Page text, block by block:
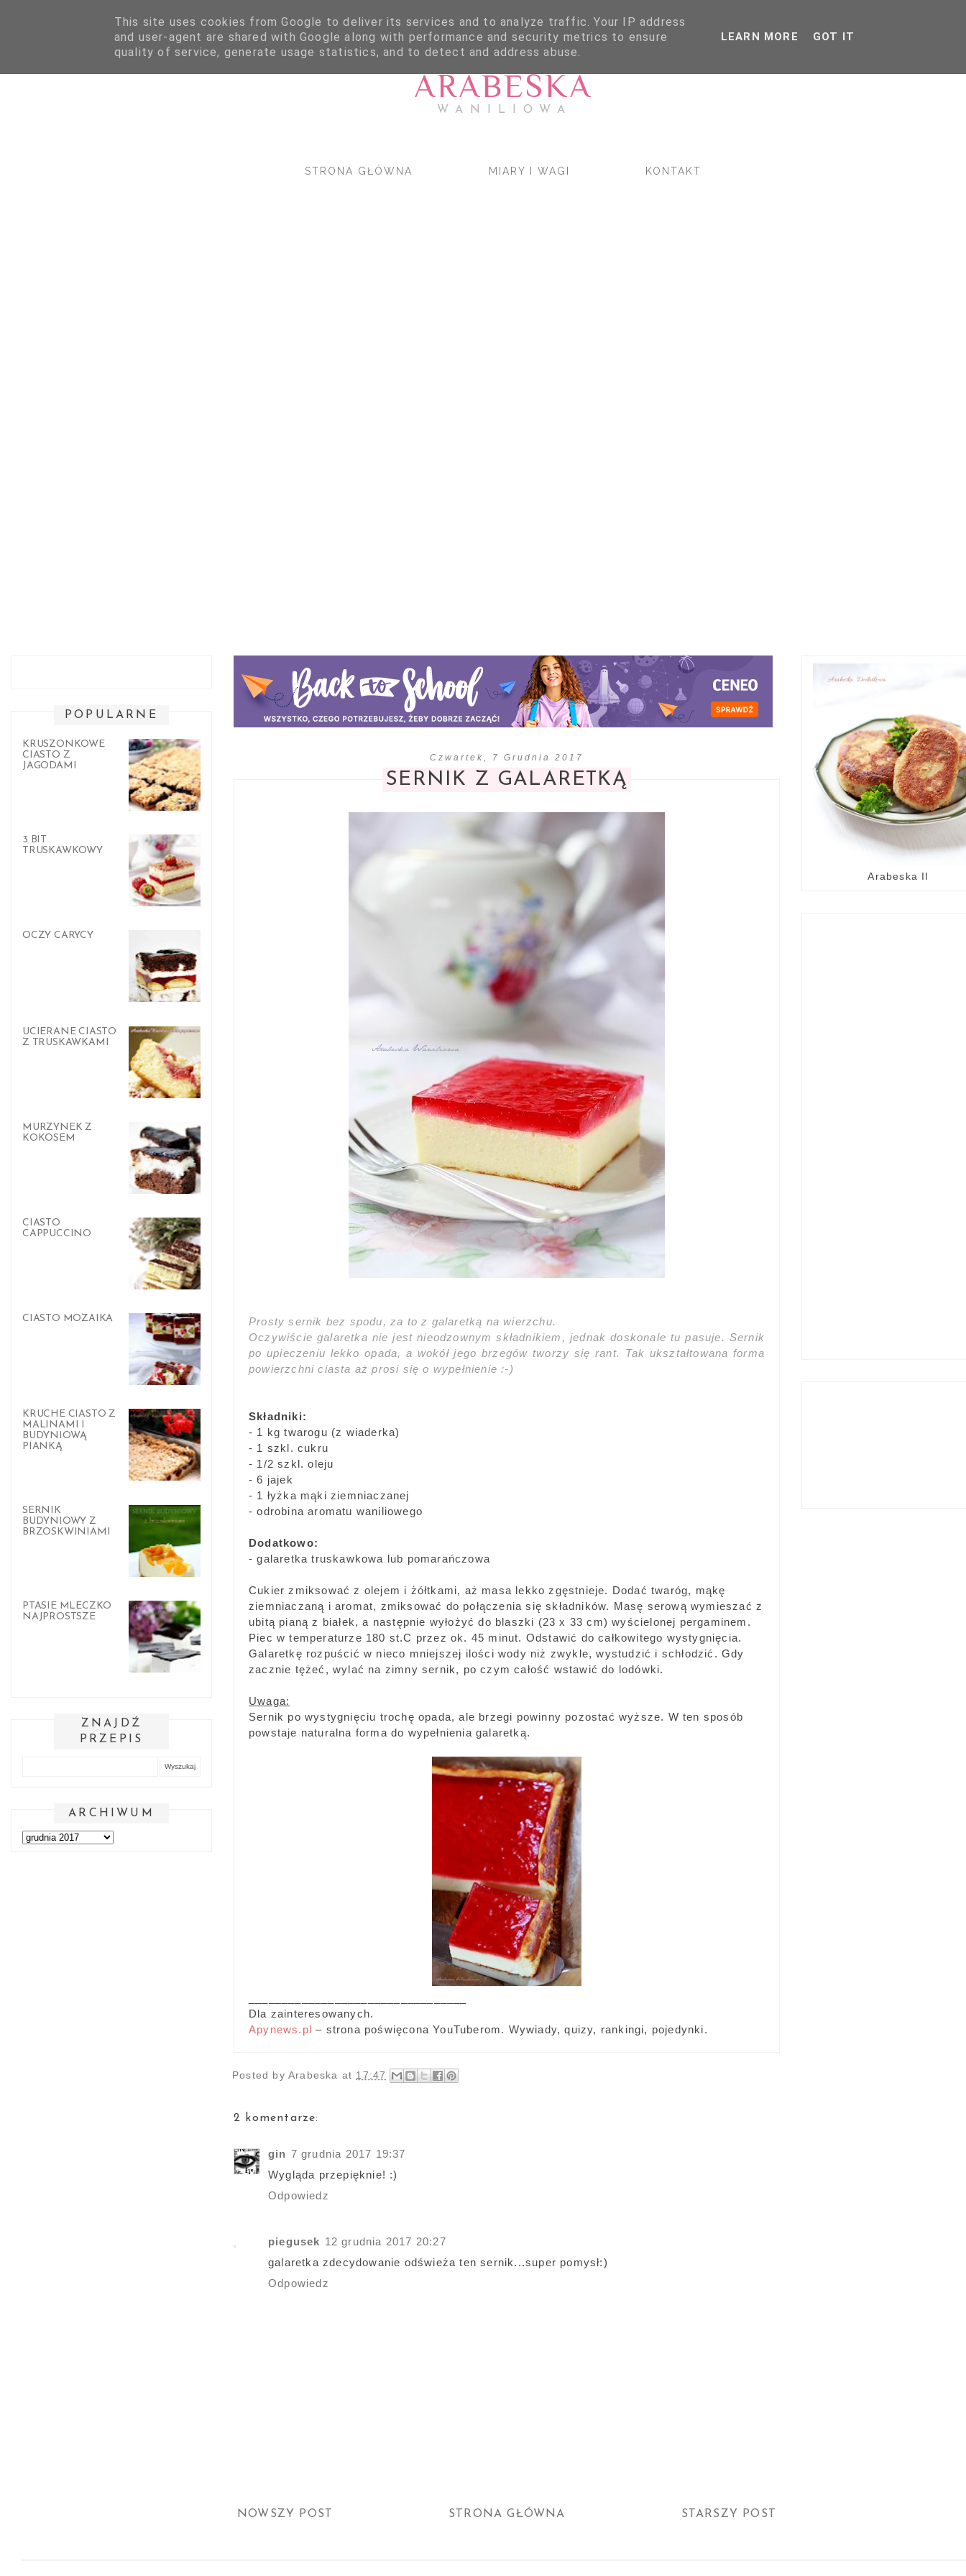
ARABESKA
WANILIOWA
STRONA GŁÓWNA MIARY I WAGI KONTAKT
Czwartek, 7 Grudnia 2017
SERNIK Z GALARETKĄ
Prosty sernik bez spodu, za to z galaretką na wierzchu.
Oczywiście galaretka nie jest nieodzownym składnikiem, jednak doskonale tu pasuje. Sernik
po upieczeniu lekko opada, a wokół jego brzegów tworzy się rant. Tak ukształtowana forma
powierzchni ciasta aż prosi się o wypełnienie :-)
Składniki:
- 1 kg twarogu (z wiaderka)
- 1 szkl. cukru
- 1/2 szkl. oleju
- 6 jajek
- 1 łyżka mąki ziemniaczanej
- odrobina aromatu waniliowego
Dodatkowo:
- galaretka truskawkowa lub pomarańczowa
Cukier zmiksować z olejem i żółtkami, aż masa lekko zgęstnieje. Dodać twaróg, mąkę
ziemniaczaną i aromat, zmiksować do połączenia się składników. Masę serową wymieszać z
ubitą pianą z białek, a następnie wyłożyć do blaszki (23 x 33 cm) wyścielonej pergaminem.
Piec w temperaturze 180 st.C przez ok. 45 minut. Odstawić do całkowitego wystygnięcia.
Galaretkę rozpuścić w nieco mniejszej ilości wody niż zwykle, wystudzić i schłodzić. Gdy
zacznie tężeć, wylać na zimny sernik, po czym całość wstawić do lodówki.
Uwaga:
Sernik po wystygnięciu trochę opada, ale brzegi powinny pozostać wyższe. W ten sposób
powstaje naturalna forma do wypełnienia galaretką.
Dla zainteresowanych.
Apynews.pl – strona poświęcona YouTuberom. Wywiady, quizy, rankingi, pojedynki.
Posted by Arabeska at 17:47
2 komentarze:
gin 7 grudnia 2017 19:37
Wygląda przepięknie! :)
Odpowiedz
piegusek 12 grudnia 2017 20:27
galaretka zdecydowanie odświeża ten sernik...super pomysł:)
Odpowiedz
NOWSZY POST STARSZY POST
STRONA GŁÓWNA
POPULARNE
KRUSZONKOWE
CIASTO Z
JAGODAMI
3 BIT
TRUSKAWKOWY
OCZY CARYCY
UCIERANE CIASTO
Z TRUSKAWKAMI
MURZYNEK Z
KOKOSEM
CIASTO
CAPPUCCINO
CIASTO MOZAIKA
KRUCHE CIASTO Z
MALINAMI I
BUDYNIOWĄ
PIANKĄ
SERNIK
BUDYNIOWY Z
BRZOSKWINIAMI
PTASIE MLECZKO
NAJPROSTSZE
ZNAJDŹ
PRZEPIS
ARCHIWUM
Arabeska II
This site uses cookies from Google to deliver its services and to analyze traffic. Your IP address
and user-agent are shared with Google along with performance and security metrics to ensure
quality of service, generate usage statistics, and to detect and address abuse.
LEARN MORE GOT IT